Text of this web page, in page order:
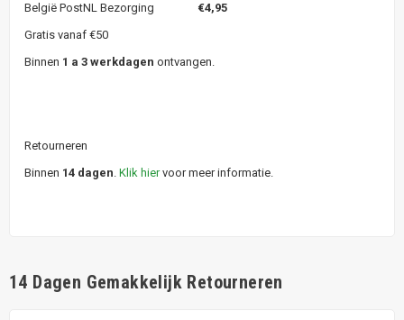
België PostNL Bezorging €4,95
Gratis vanaf €50
Binnen 1 a 3 werkdagen ontvangen.
Retourneren
Binnen 14 dagen Klik hiervoor meer informatie.
14 Dagen Gemakkelijk Retourneren